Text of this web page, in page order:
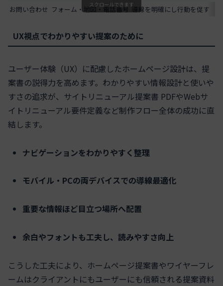
お問い合わせ フォーム・地図・電話番号 導線を明確にし行動を促す
スクロールできます
UX視点でわかりやすい提案のために
ユーザー体験（UX）に配慮したホームページ設計は、提
案書の説得力を高めます。わかりやすい情報設計と使いや
すさの追求が、サイトリニューアル提案書 PDFやWebサ
イトリニューアル要件定義など制作フロー全体の成功に直
結します。
ナビゲーションをわかりやすく整理
モバイル・PCの両デバイスでの導線最適化
重要な情報ほど目立つ場所へ配置
余白やフォントも工夫し、読みやすさ向上
こうした工夫により、ホームページ提案書やワイヤーフレ
ームはクライアントにもユーザーにも信頼される提案資料